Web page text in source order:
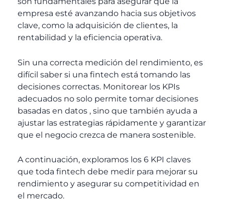
empresa esté avanzando hacia sus objetivos
clave, como la adquisición de clientes, la
rentabilidad y la eficiencia operativa.
Sin una correcta medición del rendimiento, es
difícil saber si una fintech está tomando las
decisiones correctas. Monitorear los KPIs
adecuados no solo permite tomar decisiones
basadas en datos , sino que también ayuda a
ajustar las estrategias rápidamente y garantizar
que el negocio crezca de manera sostenible.
A continuación, exploramos los 6 KPI claves
que toda fintech debe medir para mejorar su
rendimiento y asegurar su competitividad en
el mercado.